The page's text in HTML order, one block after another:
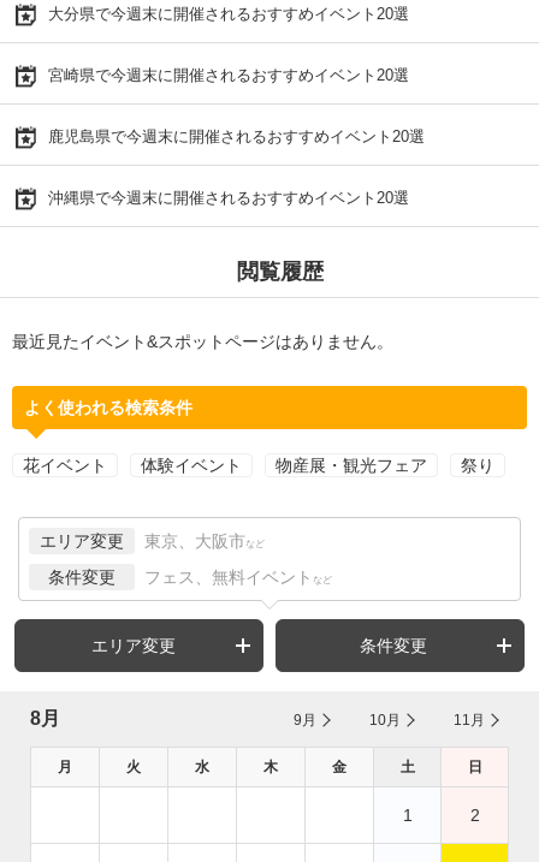
大分県で今週末に開催されるおすすめイベント20選
宮崎県で今週末に開催されるおすすめイベント20選
鹿児島県で今週末に開催されるおすすめイベント20選
沖縄県で今週末に開催されるおすすめイベント20選
閲覧履歴
最近見たイベント&スポットページはありません。
よく使われる検索条件
花イベント 体験イベント 物産展・観光フェア 祭り
エリア変更 東京、大阪市 など
条件変更 フェス、無料イベント など
エリア変更 条件変更
8月 9月 10月 11月
月 火 水 木 金 土 日
1 2